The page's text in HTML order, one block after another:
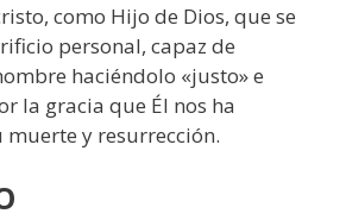
como Hijo de Dios, que se
personal, capaz de
haciéndolo «justo» e
la gracia que Él nos ha
muerte y resurrección.